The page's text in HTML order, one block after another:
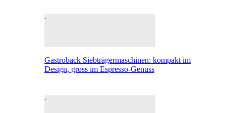
Gastroback Siebträgermaschinen: kompakt im
Design, gross im Espresso-Genuss